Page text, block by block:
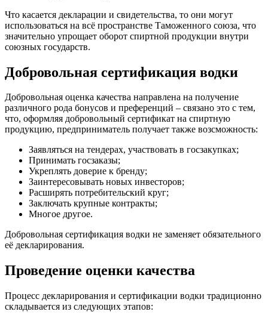
Что касается декларации и свидетельства, то они могут
использоваться на всё пространстве Таможенного союза, что
значительно упрощает оборот спиртной продукции внутри
союзных государств.
Добровольная сертификация водки
Добровольная оценка качества направлена на получение
различного рода бонусов и преференций – связано это с тем,
что, оформляя добровольный сертификат на спиртную
продукцию, предприниматель получает также возсможность:
Заявляться на тендерах, участвовать в госзакупках;
Принимать госзаказы;
Укреплять доверие к бренду;
Заинтересовывать новых инвесторов;
Расширять потребительский круг;
Заключать крупные контракты;
Многое другое.
Добровольная сертификация водки не заменяет обязательного
её декларирования.
Проведение оценки качества
Процесс декларирования и сертификации водки традиционно
складывается из следующих этапов: